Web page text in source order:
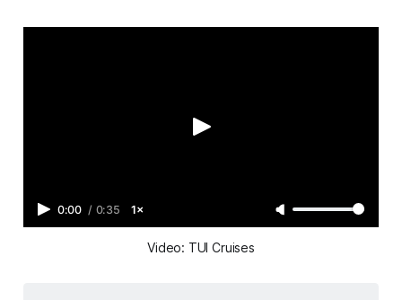
0:00 / 0:35 1×
Video: TUI Cruises